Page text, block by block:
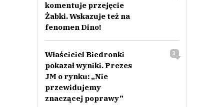
komentuje przejęcie
Żabki. Wskazuje też na
fenomen Dino!
Właściciel Biedronki
pokazał wyniki. Prezes
JM o rynku: „Nie
przewidujemy
znaczącej poprawy”
3